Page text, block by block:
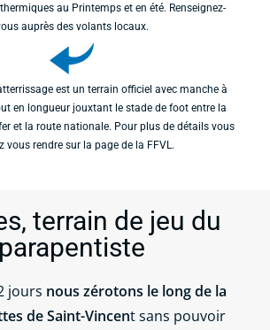
au Printemps et en été. Renseignez-
auprès des volants locaux.
est un terrain officiel avec manche à
en longueur jouxtant le stade de foot entre la
et la route nationale. Pour plus de détails vous
vous rendre sur la page de la FFVL.
terrain de jeu du
parapentiste
jours nous zérotons le long de la
de Saint-Vincent sans pouvoir